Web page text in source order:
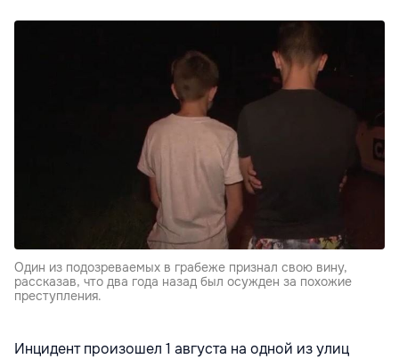
Один из подозреваемых в грабеже признал свою вину,
рассказав, что два года назад был осужден за похожие
преступления.
Инцидент произошел 1 августа на одной из улиц